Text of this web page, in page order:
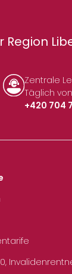
Zentrale
Täglich
+420 704